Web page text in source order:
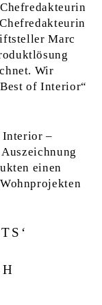
Marc
Wir
of Interior“
Interior –
einen